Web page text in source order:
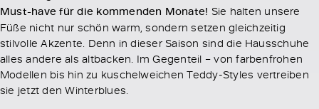
Must-have für die kommenden Monate! Sie halten unsere
Füße nicht nur schön warm, sondern setzen gleichzeitig
stilvolle Akzente. Denn in dieser Saison sind die Hausschuhe
alles andere als altbacken. Im Gegenteil – von farbenfrohen
Modellen bis hin zu kuschelweichen Teddy-Styles vertreiben
sie jetzt den Winterblues.